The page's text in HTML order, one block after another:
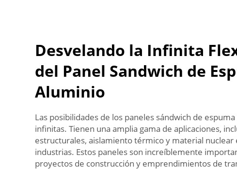
Desvelando la Infinita
del Panel Sandwich de
Aluminio
Las posibilidades de los paneles sándwich de
infinitas. Tienen una amplia gama de aplicaciones,
estructurales, aislamiento térmico y material nuclear
industrias. Estos paneles son increíblemente
proyectos de construcción y emprendimientos de